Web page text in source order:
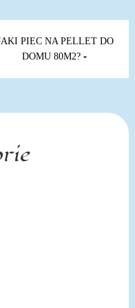
PIEC NA PELLET DO
DOMU 80M2?